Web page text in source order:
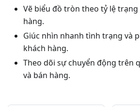
Vẽ biểu đồ tròn theo tỷ lệ trạng
hàng.
Giúc nhìn nhanh tình trạng và
khách hàng.
Theo dõi sự chuyển động trên
và bán hàng.